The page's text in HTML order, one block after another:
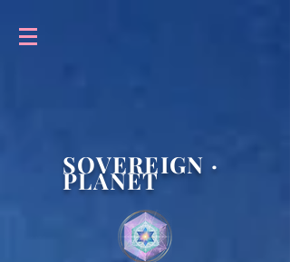
SOVEREIGN ·
PLANET